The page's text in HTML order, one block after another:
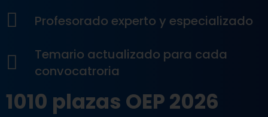
Profesorado experto y especializado
Temario actualizado para cada
convocatroria
1010 plazas OEP 2026